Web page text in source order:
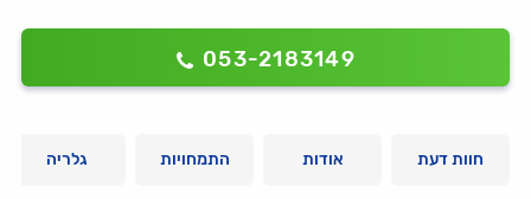
053-2183149
חוות דעת אודות התמחויות גלריה